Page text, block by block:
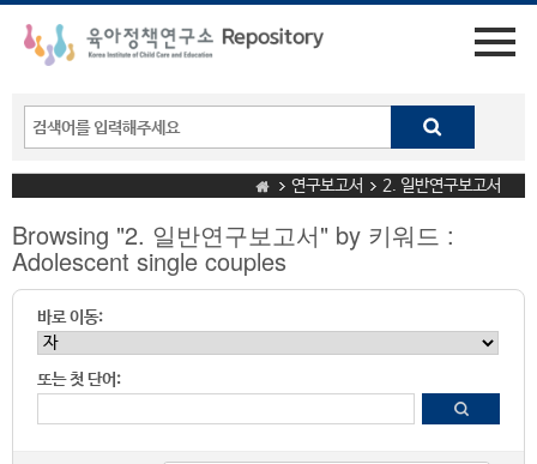
연구보고서 2. 일반연구보고서
Browsing "2. 일반연구보고서" by 키워드 :
Adolescent single couples
바로 이동:
또는 첫 단어: